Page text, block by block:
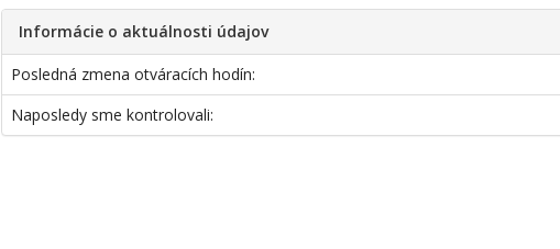
Informácie o aktuálnosti údajov
Posledná zmena otváracích hodín:
Naposledy sme kontrolovali: